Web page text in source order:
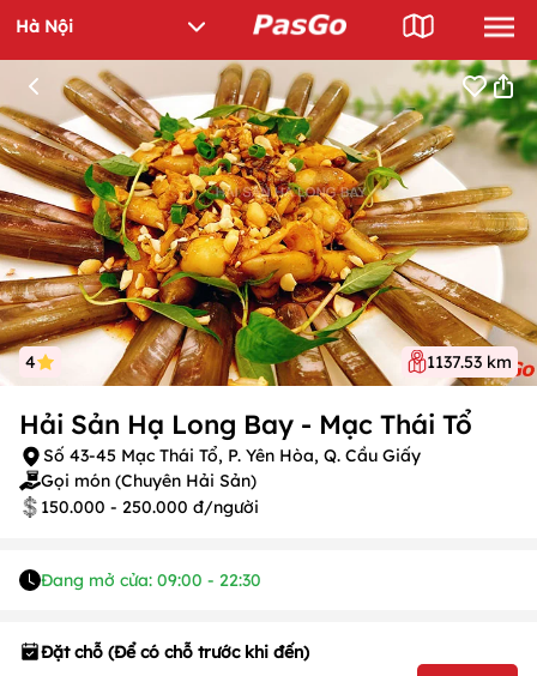
4 1137.53 km
Hải Sản Hạ Long Bay - Mạc Thái Tổ
Số 43-45 Mạc Thái Tổ, P. Yên Hòa, Q. Cầu Giấy
Gọi món (Chuyên Hải Sản)
150.000 - 250.000 đ/người
Đang mở cửa: 09:00 - 22:30
Đặt chỗ (Để có chỗ trước khi đến)